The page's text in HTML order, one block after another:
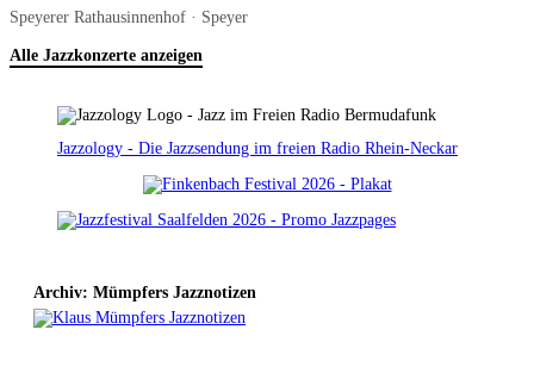
Speyerer Rathausinnenhof · Speyer
Alle Jazzkonzerte anzeigen
Jazzology - Die Jazzsendung im freien Radio Rhein-Neckar
Archiv: Mümpfers Jazznotizen